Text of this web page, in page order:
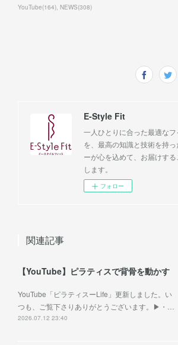
YouTube(164) NEWS(308)
E-Style Fit
一人ひとりに合った最適な
を、最高の知識と技術を持
ーが心を込めて、お届けす
します。
フォロー
関連記事
【YouTube】ピラティスで背骨を動かす
YouTube「ピラティスーLife」更新しました。い
つも、ご覧下さりありがとうございます。▶︎・…
2026.07.12 23:40